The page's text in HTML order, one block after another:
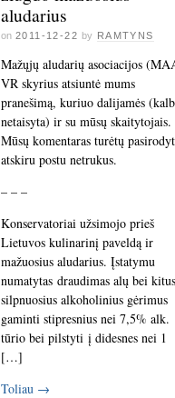
aludarius
on 2011-12-22 by RAMTYNS
Mažųjų aludarių asociacijos
VR skyrius atsiuntė mums
pranešimą, kuriuo dalijamės
netaisyta) ir su mūsų skaitytojais.
Mūsų komentaras turėtų
atskiru postu netrukus.
– – –
Konservatoriai užsimojo prieš
Lietuvos kulinarinį paveldą ir
mažuosius aludarius. Įstatymu
numatytas draudimas alų bei kitus
silpnuosius alkoholinius gėrimus
gaminti stipresnius nei 7,5% alk.
tūrio bei pilstyti į didesnes nei 1
[…]
Toliau →